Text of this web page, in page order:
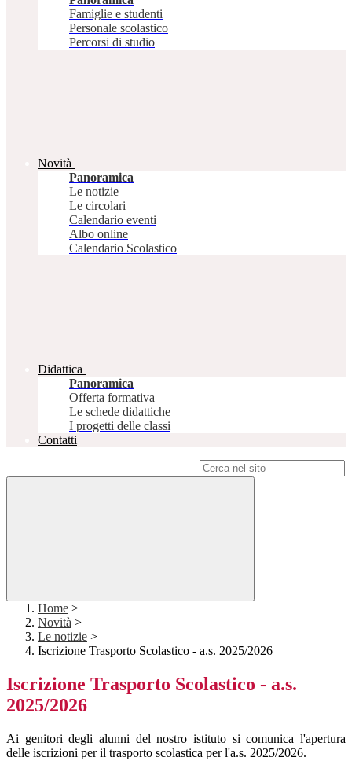
Famiglie e studenti
Personale scolastico
Percorsi di studio
Novità
Panoramica
Le notizie
Le circolari
Calendario eventi
Albo online
Calendario Scolastico
Didattica
Panoramica
Offerta formativa
Le schede didattiche
I progetti delle classi
Contatti
Home >
Novità >
Le notizie >
Iscrizione Trasporto Scolastico - a.s. 2025/2026
Iscrizione Trasporto Scolastico - a.s.
2025/2026
Ai genitori degli alunni del nostro istituto si comunica l'apertura
delle iscrizioni per il trasporto scolastica per l'a.s. 2025/2026.